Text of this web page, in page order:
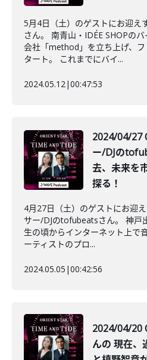
5月4日（土）のゲストにお迎え
さん。 南青山・IDÉE SHOPの
会社「method」を立ち上げ、
タート。 これまでにバイ...
2024.05.12|00:47:53
2024/04/27
ー/DJの
去、未来を
探る！
4月27日（土）のゲストにお迎
サー/DJのtofubeatsさん。 神
生の頃からインターネット上で
ーティストのプロ...
2024.05.05 |00:42:56
2024/04/20
んの 現在、